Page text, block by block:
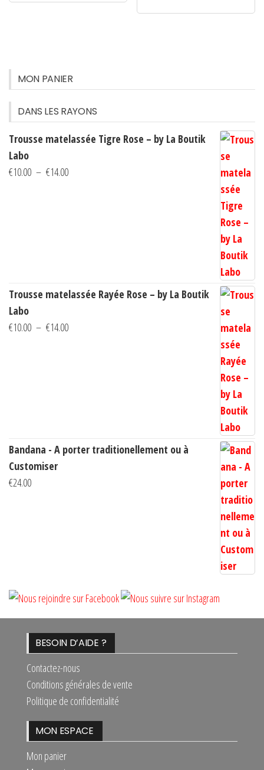
MON PANIER
DANS LES RAYONS
Trousse matelassée Tigre Rose – by La Boutik
Labo
€10.00 – €14.00Plage
Trousse matelassée Rayée Rose – by La Boutik
Labo
€10.00 – €14.00Plage
Bandana - A porter traditionellement ou à
Customiser
€24.00
BESOIN D’AIDE ?
Contactez-nous
Conditions générales de vente
Politique de confidentialité
MON ESPACE
Mon panier